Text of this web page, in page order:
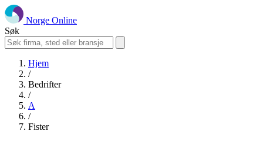
Norge Online
Søk
Hjem
/
Bedrifter
/
A
/
Fister